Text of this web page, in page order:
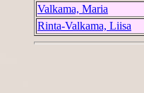
Valkama, Maria
Rinta-Valkama, Liisa